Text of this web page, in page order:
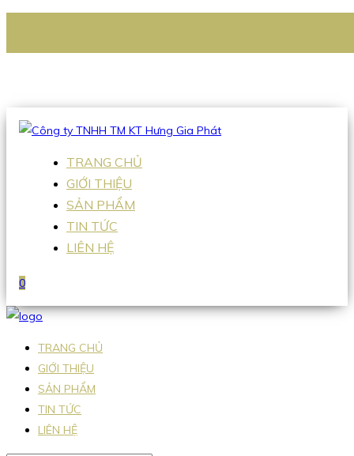
Hotline:0938 336 079
TRANG CHỦ
GIỚI THIỆU
SẢN PHẨM
TIN TỨC
LIÊN HỆ
0
TRANG CHỦ
GIỚI THIỆU
SẢN PHẨM
TIN TỨC
LIÊN HỆ